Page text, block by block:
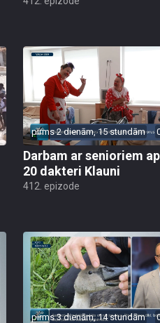
pirms 2 dienām, 15 stundām
Darbam ar senioriem
20 dakteri Klauni
412. epizode
pirms 3 dienām, 14 stundām